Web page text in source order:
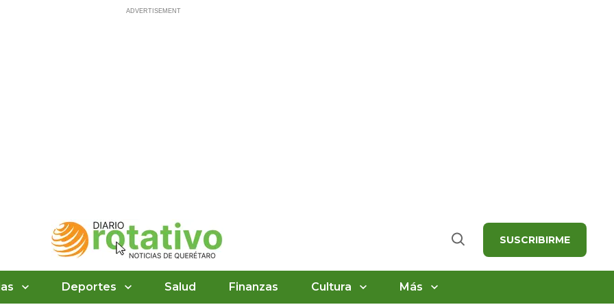
Buscar SUSCRIBIRME
Deportes Salud Finanzas Cultura Más